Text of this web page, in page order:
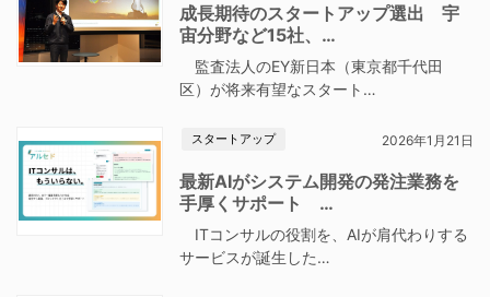
成長期待のスタートアップ選出 宇
宙分野など15社、…
監査法人のEY新日本（東京都千代田
区）が将来有望なスタート…
スタートアップ 2026年1月21日
最新AIがシステム開発の発注業務を
手厚くサポート …
ITコンサルの役割を、AIが肩代わりする
サービスが誕生した…